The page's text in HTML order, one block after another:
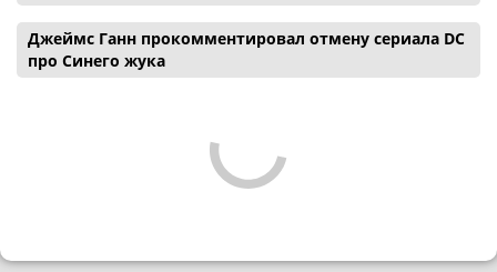
Джеймс Ганн прокомментировал отмену сериала DC
про Синего жука